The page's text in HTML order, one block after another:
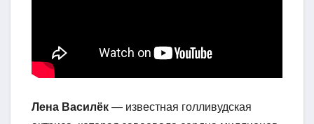
Лена Василёк — известная голливудская